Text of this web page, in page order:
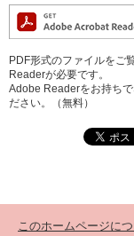
PDF形式のファイルをご
Readerが必要です。
Adobe Readerをお持ち
ださい。（無料）
このホームページに